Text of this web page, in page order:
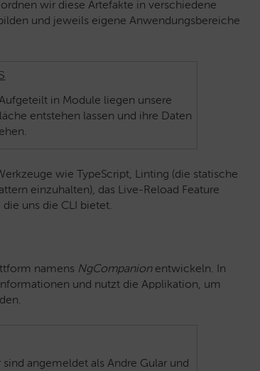
wir diese Artefakte in verschiedene
und jeweils eigene Anwendungsbereiche
in Module liegen unsere
entstehen lassen und ihre Daten
wie TypeScript, Linting (die statische
einzuhalten), das Live-Reload Feature
uns die CLI bietet.
namens NgCompanionentwickeln. In
und nutzt die Applikation, um
angemeldet als Andre Gular und